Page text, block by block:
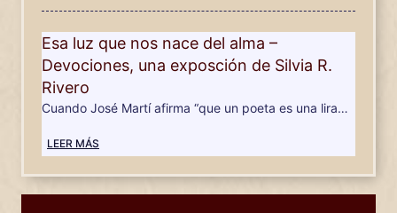
Esa luz que nos nace del alma –
Devociones, una exposción de Silvia R.
Rivero
Cuando José Martí afirma “que un poeta es una lira…
LEER MÁS